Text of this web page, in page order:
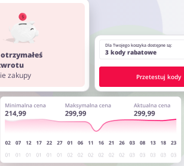
zakupy
Dla Twojego koszyka dostępne są:
3 kody rabatowe
Przetestuj kody